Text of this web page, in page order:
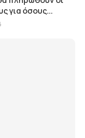
για όσους...